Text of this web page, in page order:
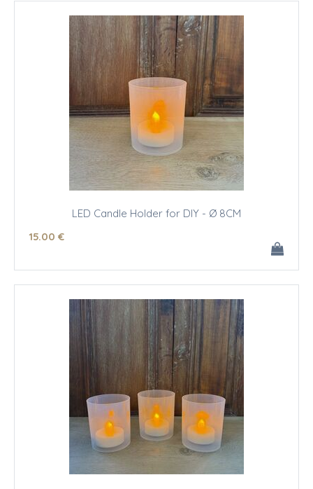
LED Candle Holder for DIY - Ø 8CM
15.00 €